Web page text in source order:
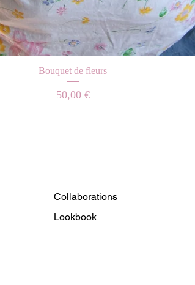
Aperçu rapide
Bouquet de fleurs
Prix
50,00 €
Collaborations
Lookbook